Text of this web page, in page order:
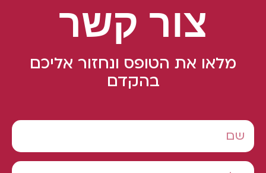
צור קשר
מלאו את הטופס ונחזור אליכם
בהקדם